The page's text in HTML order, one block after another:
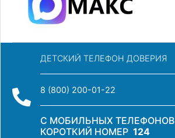
ДЕТСКИЙ ТЕЛЕФОН ДОВЕРИЯ
8 (800) 200-01-22
С МОБИЛЬНЫХ ТЕЛЕФОНОВ
КОРОТКИЙ НОМЕР 124